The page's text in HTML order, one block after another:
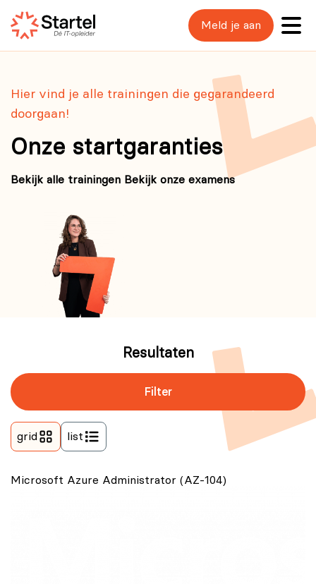
Meld je aan
Hier vind je alle trainingen die gegarandeerd
doorgaan!
Onze startgaranties
Bekijk alle trainingen Bekijk onze examens
Resultaten
Filter
grid list
Microsoft Azure Administrator (AZ-104)